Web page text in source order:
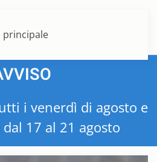
principale
i venerdì di agosto e
17 al 21 agosto